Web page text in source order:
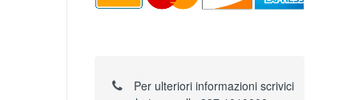
Per ulteriori informazioni scrivici